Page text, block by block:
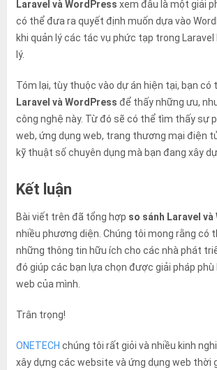
Laravel và WordPress xem đâu là một giải
có thể đưa ra quyết định muốn dựa vào
khi quản lý các tác vụ phức tạp trong
lý.
Tóm lại, tùy thuộc vào dự án hiện tại, bạn có
Laravel và WordPress để thấy những ưu,
công nghệ này. Từ đó sẽ có thể tìm thấy sự
web, ứng dụng web, trang thương mại điện
kỹ thuật số chuyên dụng mà bạn đang xây
Kết luận
Bài viết trên đã tổng hợp so sánh Laravel
nhiều phương diện. Chúng tôi mong rằng có
những thông tin hữu ích cho các nhà phát
đó giúp các bạn lựa chọn được giải pháp
web của mình.
Trân trọng!
ONETECH chúng tôi rất giỏi và nhiều kinh
xây dựng các website và ứng dụng web thời